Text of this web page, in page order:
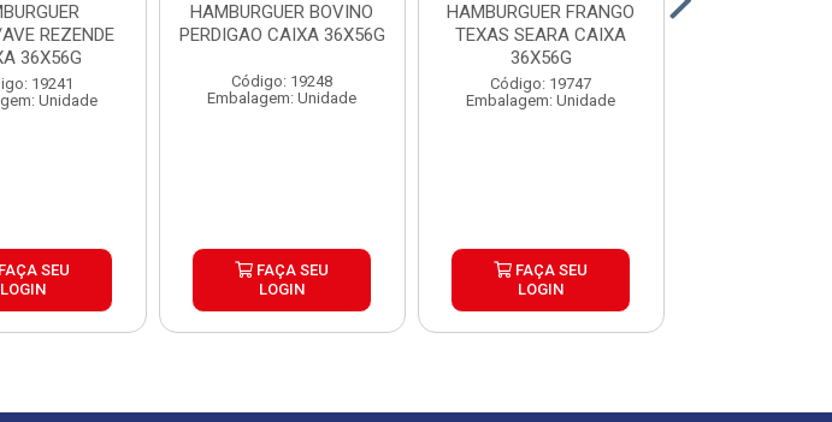
REZENDE
36X56G
19241
Unidade
SEU
LOGIN
HAMBURGUER BOVINO
PERDIGAO CAIXA 36X56G
Código: 19248
Embalagem: Unidade
FAÇA SEU
LOGIN
HAMBURGUER FRANGO
TEXAS SEARA CAIXA
36X56G
Código: 19747
Embalagem: Unidade
FAÇA SEU
LOGIN